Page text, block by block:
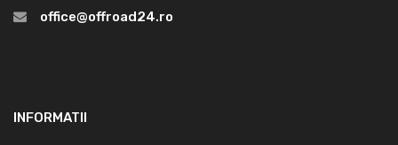
office@offroad24.ro
INFORMATII